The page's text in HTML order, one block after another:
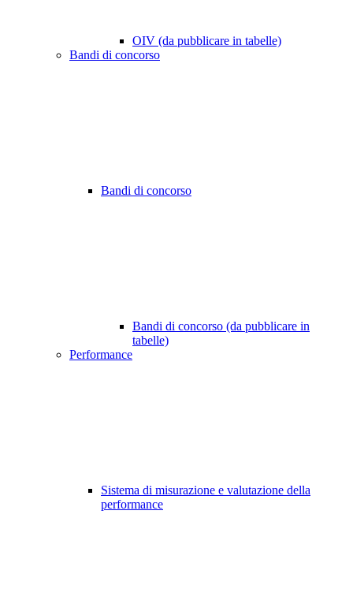
OIV (da pubblicare in tabelle)
Bandi di concorso
Bandi di concorso
Bandi di concorso (da pubblicare in
tabelle)
Performance
Sistema di misurazione e valutazione della
performance